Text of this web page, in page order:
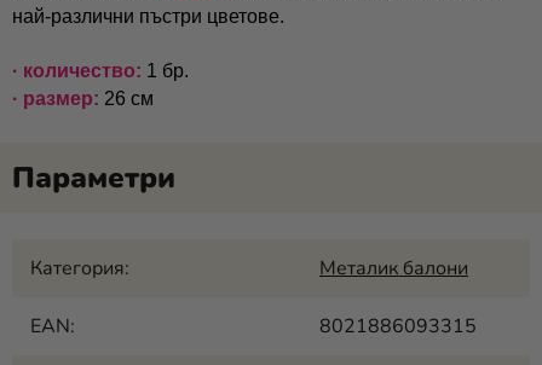
най-различни пъстри цветове.
· количество: 1 бр.
· размер: 26 см
Категория: Металик балони
EAN: 8021886093315